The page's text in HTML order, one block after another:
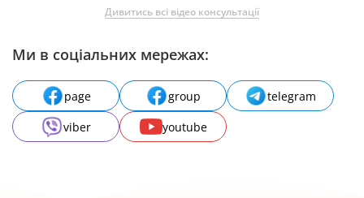
Дивитись всі відео консультації
Ми в соціальних мережах:
page group
telegram
viber
youtube